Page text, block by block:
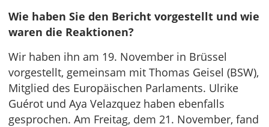
Wie haben Sie den Bericht vorgestellt und wie
waren die Reaktionen?
Wir haben ihn am 19. November in Brüssel
vorgestellt, gemeinsam mit Thomas Geisel (BSW),
Mitglied des Europäischen Parlaments. Ulrike
Guérot und Aya Velazquez haben ebenfalls
gesprochen. Am Freitag, dem 21. November, fand